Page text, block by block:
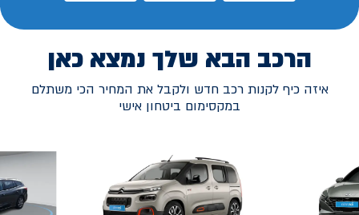
הרכב הבא שלך נמצא כאן
איזה כיף לקנות רכב חדש ולקבל את המחיר הכי משתלם
במקסימום ביטחון אישי